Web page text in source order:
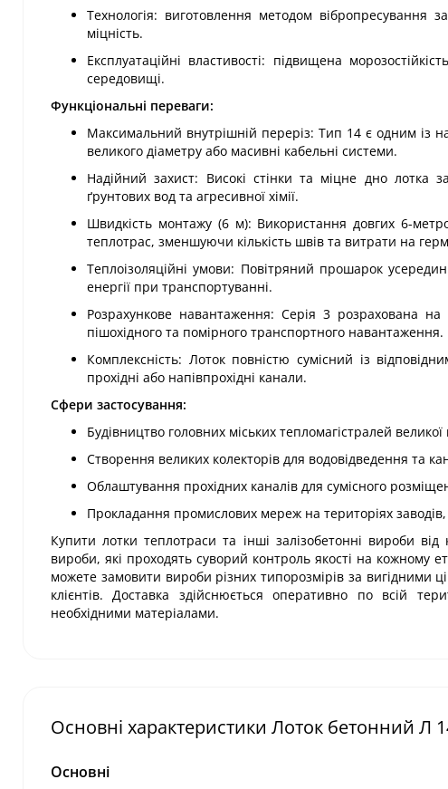
Технологія: виготовлення методом вібропресування
міцність.
Експлуатаційні властивості: підвищена
середовищі.
Функціональні переваги:
Максимальний внутрішній переріз: Тип 14 є одним із
великого діаметру або масивні кабельні системи.
Надійний захист: Високі стінки та міцне дно лотка
ґрунтових вод та агресивної хімії.
Швидкість монтажу (6 м): Використання довгих 6-
теплотрас, зменшуючи кількість швів та витрати на
Теплоізоляційні умови: Повітряний прошарок
енергії при транспортуванні.
Розрахункове навантаження: Серія 3 розрахована
пішохідного та помірного транспортного навантаження.
Комплексність: Лоток повністю сумісний із
прохідні або напівпрохідні канали.
Сфери застосування:
Будівництво головних міських тепломагістралей великої
Створення великих колекторів для водовідведення та
Облаштування прохідних каналів для сумісного
Прокладання промислових мереж на територіях
Купити лотки теплотраси та інші залізобетонні вироби
вироби, які проходять суворий контроль якості на кожному
можете замовити вироби різних типорозмірів за вигідними
клієнтів. Доставка здійснюється оперативно по всій
необхідними матеріалами.
Основні характеристики Лоток бетонний Л
Основні